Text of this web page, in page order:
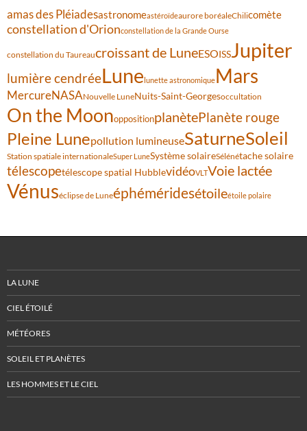
amas des Pléiadesastronomeastéroïdeaurore boréaleChilicomète
constellation d'Orionconstellation de la Grande Ourse
constellation du Taureaucroissant de LuneESOISSJupiter
lumière cendréeLunelunette astronomiqueMars
MercureNASANouvelle LuneNuits-Saint-Georgesoccultation
On the MoonoppositionplanètePlanète rouge
Pleine Lunepollution lumineuseSaturneSoleil
Station spatiale internationaleSuper LuneSystème solaireSélénétache solaire
télescopetélescope spatial HubblevidéoVLTVoie lactée
Vénuséclipse de Luneéphéméridesétoileétoile polaire
LA LUNE
CIEL ÉTOILÉ
MÉTÉORES
SOLEIL ET PLANÈTES
LES HOMMES ET LE CIEL